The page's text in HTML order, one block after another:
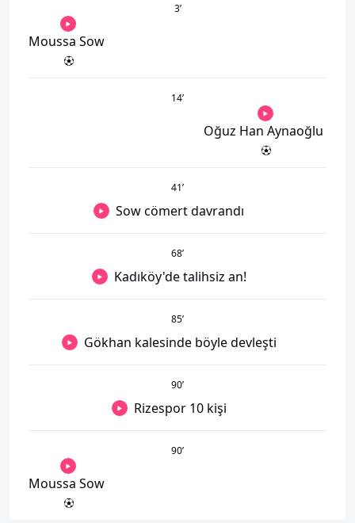
3’
Moussa Sow
14’
Oğuz Han Aynaoğlu
41’
Sow cömert davrandı
68’
Kadıköy'de talihsiz an!
85’
Gökhan kalesinde böyle devleşti
90’
Rizespor 10 kişi
90’
Moussa Sow